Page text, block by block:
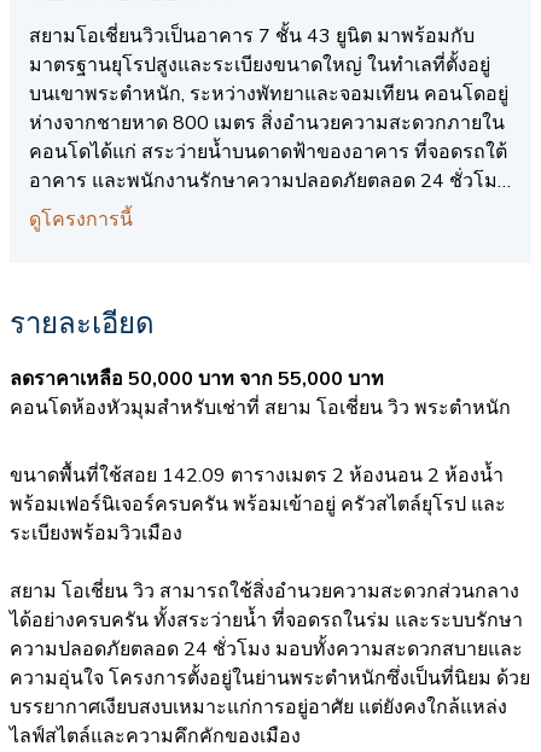
สยามโอเชี่ยนวิวเป็นอาคาร 7 ชั้น 43 ยูนิต มาพร้อมกับ
มาตรฐานยุโรปสูงและระเบียงขนาดใหญ่ ในทำเลที่ตั้งอยู่
บนเขาพระตำหนัก, ระหว่างพัทยาและจอมเทียน คอนโดอยู่
ห่างจากชายหาด 800 เมตร สิ่งอำนวยความสะดวกภายใน
คอนโดได้แก่ สระว่ายน้ำบนดาดฟ้าของอาคาร ที่จอดรถใต้
อาคาร และพนักงานรักษาความปลอดภัยตลอด 24 ชั่วโมง
การเดินทางเข้าออกสะดวกสบาย ไม่ว่าจะเป็นการไปยัง
ชายหาดจอมเทียนหรือ เข้าเมืองพัทยา อาคารตั้งอยู่ในพื้นที่
ดูโครงการนี้
รายละเอียด
ลดราคาเหลือ 50,000 บาท จาก 55,000 บาท
คอนโดห้องหัวมุมสำหรับเช่าที่ สยาม โอเชี่ยน วิว พระตำหนัก
ขนาดพื้นที่ใช้สอย 142.09 ตารางเมตร 2 ห้องนอน 2 ห้องน้ำ
พร้อมเฟอร์นิเจอร์ครบครัน พร้อมเข้าอยู่ ครัวสไตล์ยุโรป และ
ระเบียงพร้อมวิวเมือง
สยาม โอเชี่ยน วิว สามารถใช้สิ่งอำนวยความสะดวกส่วนกลาง
ได้อย่างครบครัน ทั้งสระว่ายน้ำ ที่จอดรถในร่ม และระบบรักษา
ความปลอดภัยตลอด 24 ชั่วโมง มอบทั้งความสะดวกสบายและ
ความอุ่นใจ โครงการตั้งอยู่ในย่านพระตำหนักซึ่งเป็นที่นิยม ด้วย
บรรยากาศเงียบสงบเหมาะแก่การอยู่อาศัย แต่ยังคงใกล้แหล่ง
ไลฟ์สไตล์และความคึกคักของเมือง